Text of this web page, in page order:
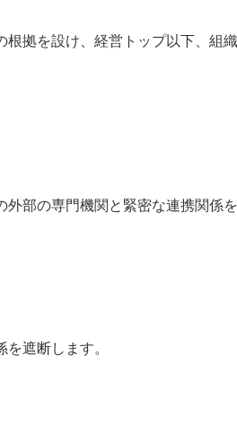
拠を設け、経営トップ以下、
部の専門機関と緊密な連携関係
遮断します。